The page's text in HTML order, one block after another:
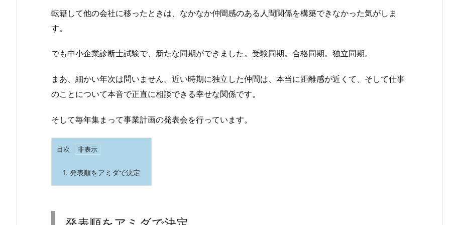
転籍して他の会社に移ったときは、なかなか仲間感のある人間関係を構築できなかった気がしま
す。
でも中小企業診断士試験で、新たな同期ができました。受験同期。合格同期。独立同期。
まあ、細かい年次は問いません。近い時期に独立した仲間は、本当に距離感が近くて、そして仕事
のことについて本音で正直に相談できる幸せな関係です。
そして毎年集まって事業計画の発表会を行っています。
目次
1. 発表順をアミダで決定